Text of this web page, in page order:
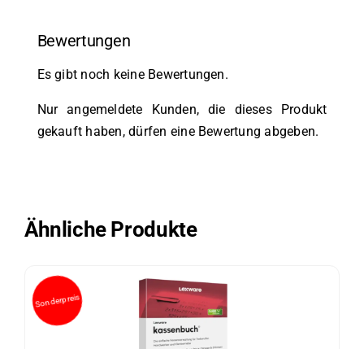
Bewertungen
Es gibt noch keine Bewertungen.
Nur angemeldete Kunden, die dieses Produkt
gekauft haben, dürfen eine Bewertung abgeben.
Ähnliche Produkte